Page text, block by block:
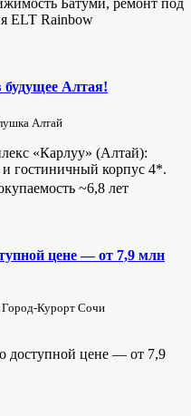
Батуми, ремонт под
ELT Rainbow
будущее Алтая!
Алтай
«Карлуу» (Алтай):
и гостиничный корпус 4*.
~6,8 лет
цене — от 7,9 млн
Город-Курорт Сочи
доступной цене — от 7,9